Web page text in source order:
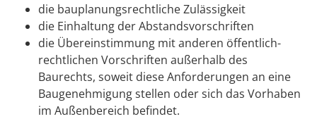
die bauplanungsrechtliche Zulässigkeit
die Einhaltung der Abstandsvorschriften
die Übereinstimmung mit anderen öffentlich-
rechtlichen Vorschriften außerhalb des
Baurechts, soweit diese Anforderungen an eine
Baugenehmigung stellen oder sich das Vorhaben
im Außenbereich befindet.